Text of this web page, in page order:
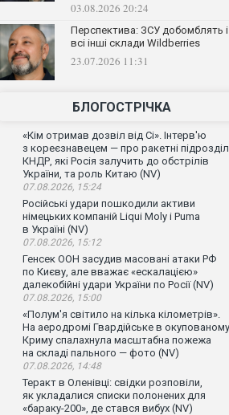
03.08.2026 20:24
Перспектива: ЗСУ добомблять і
всі інші склади Wildberries
23.07.2026 11:31
БЛОГОСТРІЧКА
«Кім отримав дозвіл від Сі». Інтерв'ю
з кореєзнавецем — про ракетні
КНДР, які Росія залучить до обстрілів
України, та роль Китаю (NV)
07.08.2026, 15:24
Російські удари пошкодили активи
німецьких компаній Liqui Moly і Puma
в Україні (NV)
07.08.2026, 15:12
Генсек ООН засудив масовані атаки РФ
по Києву, але вважає «ескалацією»
далекобійні удари України по Росії (NV)
07.08.2026, 15:00
«Полум'я світило на кілька кілометрів».
На аеродромі Гвардійське в окупованому
Криму спалахнула масштабна пожежа
на складі пального — фото (NV)
07.08.2026, 14:48
Теракт в Оленівці: свідки розповіли,
як укладалися списки полонених для
«бараку-200», де стався вибух (NV)